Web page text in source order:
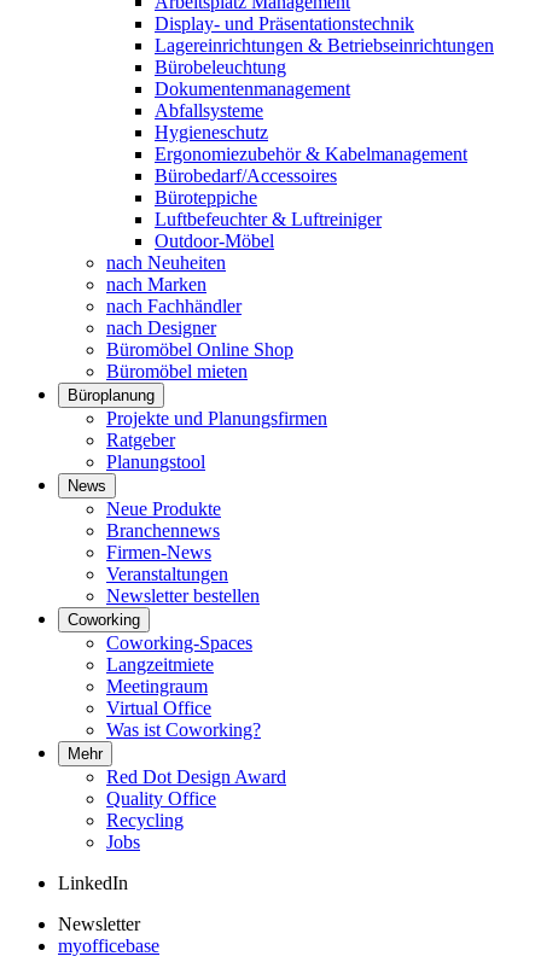
Display- und Präsentationstechnik
Lagereinrichtungen & Betriebseinrichtungen
Bürobeleuchtung
Dokumentenmanagement
Abfallsysteme
Hygieneschutz
Ergonomiezubehör & Kabelmanagement
Bürobedarf/Accessoires
Büroteppiche
Luftbefeuchter & Luftreiniger
Outdoor-Möbel
nach Neuheiten
nach Marken
nach Fachhändler
nach Designer
Büromöbel Online Shop
Büromöbel mieten
Büroplanung
Projekte und Planungsfirmen
Ratgeber
Planungstool
News
Neue Produkte
Branchennews
Firmen-News
Veranstaltungen
Newsletter bestellen
Coworking
Coworking-Spaces
Langzeitmiete
Meetingraum
Virtual Office
Was ist Coworking?
Mehr
Red Dot Design Award
Quality Office
Recycling
Jobs
LinkedIn
Newsletter
myofficebase